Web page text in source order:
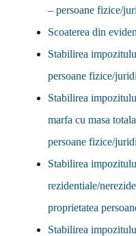
– persoane fizice/
Scoaterea din
Stabilirea
persoane fizice/
Stabilirea
marfa cu masa
persoane fizice/
Stabilirea
rezidentiale/
proprietatea
Stabilirea